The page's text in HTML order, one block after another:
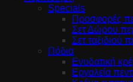
Specials
Προσφορές
Σετ Δώρου
Σετ ταξιδιού
Πόδια
Ενυδατική
Εργαλεία